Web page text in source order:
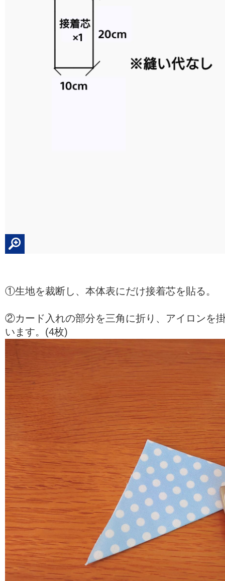
①生地を裁断し、本体表にだけ接着芯を貼る。
②カード入れの部分を三角に折り、アイロンを
います。(4枚)